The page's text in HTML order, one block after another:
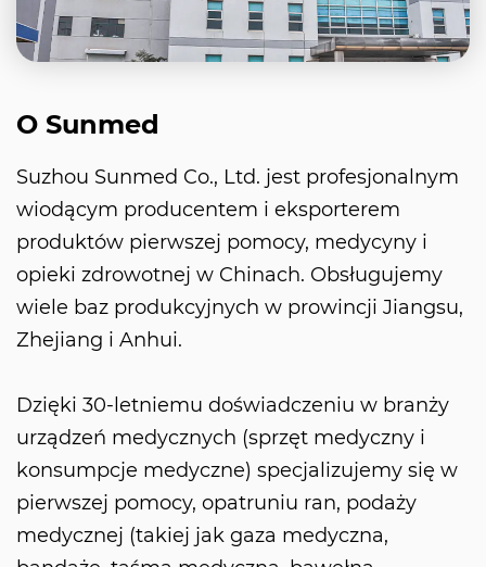
O Sunmed
Suzhou Sunmed Co., Ltd. jest profesjonalnym
wiodącym producentem i eksporterem
produktów pierwszej pomocy, medycyny i
opieki zdrowotnej w Chinach. Obsługujemy
wiele baz produkcyjnych w prowincji Jiangsu,
Zhejiang i Anhui.
Dzięki 30-letniemu doświadczeniu w branży
urządzeń medycznych (sprzęt medyczny i
konsumpcje medyczne) specjalizujemy się w
pierwszej pomocy, opatruniu ran, podaży
medycznej (takiej jak gaza medyczna,